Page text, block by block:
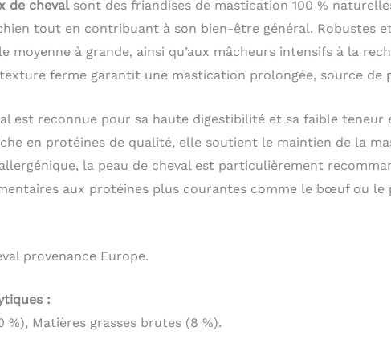
de chevalsont des friandises de mastication 100 %
tout en contribuant à son bien-être général. Robustes
moyenne à grande, ainsi qu’aux mâcheurs intensifs à la
ferme garantit une mastication prolongée, source de
est reconnue pour sa haute digestibilité et sa faible teneur
en protéines de qualité, elle soutient le maintien de la
la peau de cheval est particulièrement
aux protéines plus courantes comme le bœuf ou le
provenance Europe.
:
%), Matières grasses brutes (8 %).